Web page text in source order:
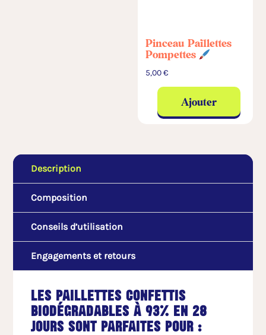
Pinceau Paillettes
Pompettes
5,00€
Ajouter
Description
Composition
Conseils d’utilisation
Engagements et retours
Les paillettes confettis
biodégradables à 93% en 28
jours sont parfaites pour :